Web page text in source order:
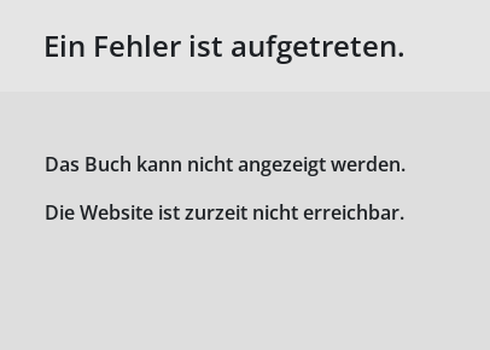
Ein Fehler ist aufgetreten.
Das Buch kann nicht angezeigt werden.
Die Website ist zurzeit nicht erreichbar.